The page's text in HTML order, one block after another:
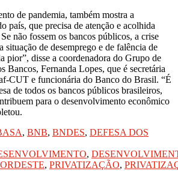
de pandemia, também mostra a
país, que precisa de atenção e acolhida
não fossem os bancos públicos, a crise
situação de desemprego e de falência de
pior”, disse a coordenadora do Grupo de
Bancos, Fernanda Lopes, que é secretária
CUT e funcionária do Banco do Brasil. “É
de todos os bancos públicos brasileiros,
para o desenvolvimento econômico
, BNB, BNDES, DEFESA DOS
,
, PRIVATIZAÇÃO,